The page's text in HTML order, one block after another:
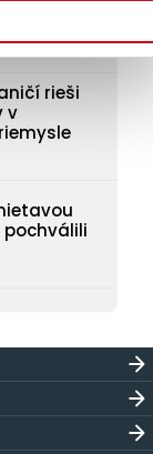
rieši
v